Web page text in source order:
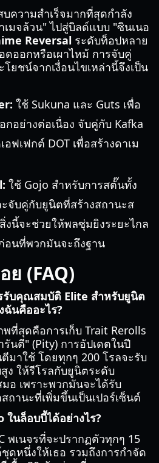
ความสำเร็จมากที่สุดกำลัง
เมจล้วน" ไปสู่บิลด์แบบ "ซินเนอ
Reversal ระดับท็อปหลาย
ดออกหรือเผาไหม้ การจับคู่
ยชน์จากเงื่อนไขเหล่านี้จึงเป็น
ใช้ Sukuna และ Guts เพื่อ
กอย่างต่อเนื่อง จับคู่กับ Kafka
ฟเฟกต์ DOT เพื่อสร้างดาเม
ใช้ Gojo สำหรับการสตั๊นทั้ง
จับคู่กับยูนิตที่สร้างสถานะส
งนี้จะช่วยให้พลซุ่มยิงระยะไกล
อนที่พวกมันจะถึงฐาน
(FAQ)
รับคุณสมบัติ Elite สำหรับยูนิต
นคืออะไร?
ที่สุดคือการเก็บ Trait Rerolls
นตี" (Pity) การอัปเดตในปี
มาใช้ โดยทุกๆ 200 โรลจะรับ
ให้รีโรลกับยูนิตระดับ
อ เพราะพวกมันจะได้รับ
ถานะที่เพิ่มขึ้นเป็นเปอร์เซ็นต์
ในล็อบบี้ได้อย่างไร?
พเนจรที่จะปรากฏตัวทุกๆ 15
ดหนึ่งให้เธอ รวมถึงการกำจัด